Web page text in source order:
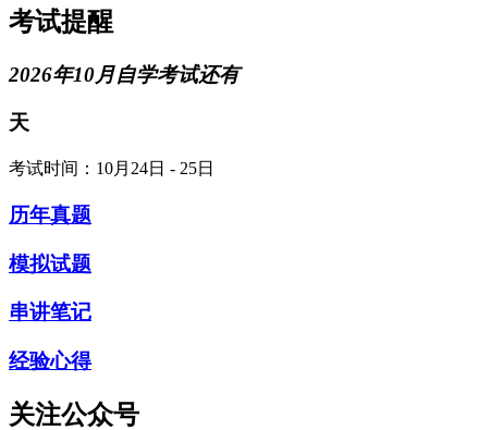
考试提醒
2026年10月自学考试还有
天
考试时间：10月24日 - 25日
历年真题
模拟试题
串讲笔记
经验心得
关注公众号